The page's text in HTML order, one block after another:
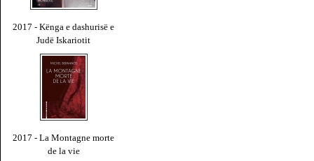
2017 - Kënga e dashurisë e
Judë Iskariotit
2017 - La Montagne morte
de la vie